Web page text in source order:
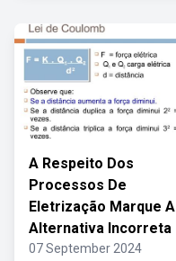
A Respeito Dos
Processos De
Eletrização Marque A
Alternativa Incorreta
07 September 2024